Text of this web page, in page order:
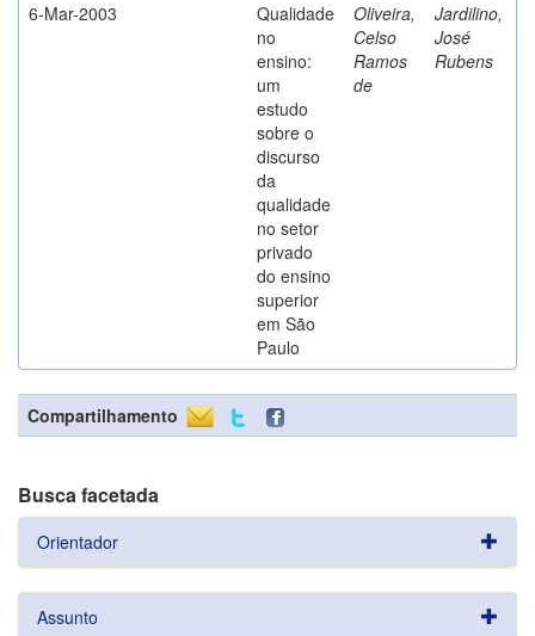
6-Mar-2003
Qualidade
no
ensino:
um
estudo
sobre o
discurso
da
qualidade
no setor
privado
do ensino
superior
em São
Paulo
Oliveira,
Celso
Ramos
de
Jardilino,
José
Rubens
Compartilhamento
Busca facetada
Orientador
Assunto